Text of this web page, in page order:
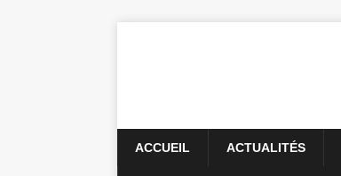
ACCUEIL ACTUALITÉS